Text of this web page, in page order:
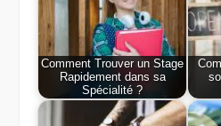
Comment Trouver un Stage
Rapidement dans sa
Spécialité ?